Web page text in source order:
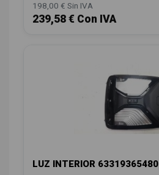
198,00 € Sin IVA
239,58 € Con IVA
LUZ INTERIOR 63319365480